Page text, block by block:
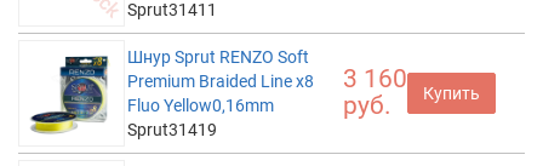
Sprut31411
Шнур Sprut RENZO Soft
Premium Braided Line x8
Fluo Yellow0,16mm
Sprut31419
3 160
руб.
Купить